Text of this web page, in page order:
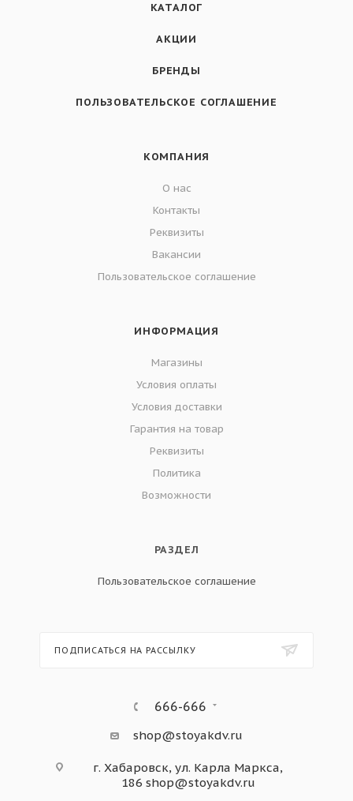
КАТАЛОГ
АКЦИИ
БРЕНДЫ
ПОЛЬЗОВАТЕЛЬСКОЕ СОГЛАШЕНИЕ
КОМПАНИЯ
О нас
Контакты
Реквизиты
Вакансии
Пользовательское соглашение
ИНФОРМАЦИЯ
Магазины
Условия оплаты
Условия доставки
Гарантия на товар
Реквизиты
Политика
Возможности
РАЗДЕЛ
Пользовательское соглашение
ПОДПИСАТЬСЯ НА РАССЫЛКУ
666-666
shop@stoyakdv.ru
г. Хабаровск, ул. Карла Маркса,
186 shop@stoyakdv.ru